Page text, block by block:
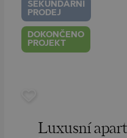
SEKUNDÁRNÍ
PRODEJ
DOKONČENO
PROJEKT
Luxusní